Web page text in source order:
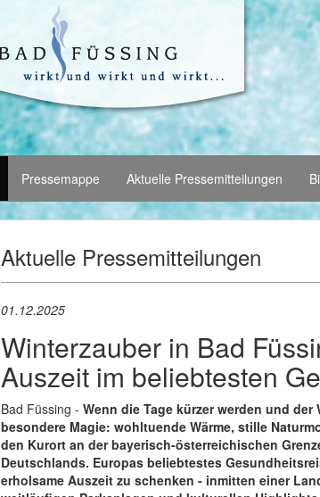
Pressemappe Aktuelle Pressemitteilungen
Aktuelle Pressemitteilungen
01.12.2025
Winterzauber in Bad
Auszeit im beliebtesten
Bad Füssing - Wenn die Tage kürzer werden und
besondere Magie: wohltuende Wärme, stille
den Kurort an der bayerisch-österreichischen
Deutschlands. Europas beliebtestes
erholsame Auszeit zu schenken - inmitten einer